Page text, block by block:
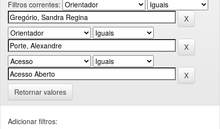
Filtros correntes:
Retornar valores
Adicionar filtros: